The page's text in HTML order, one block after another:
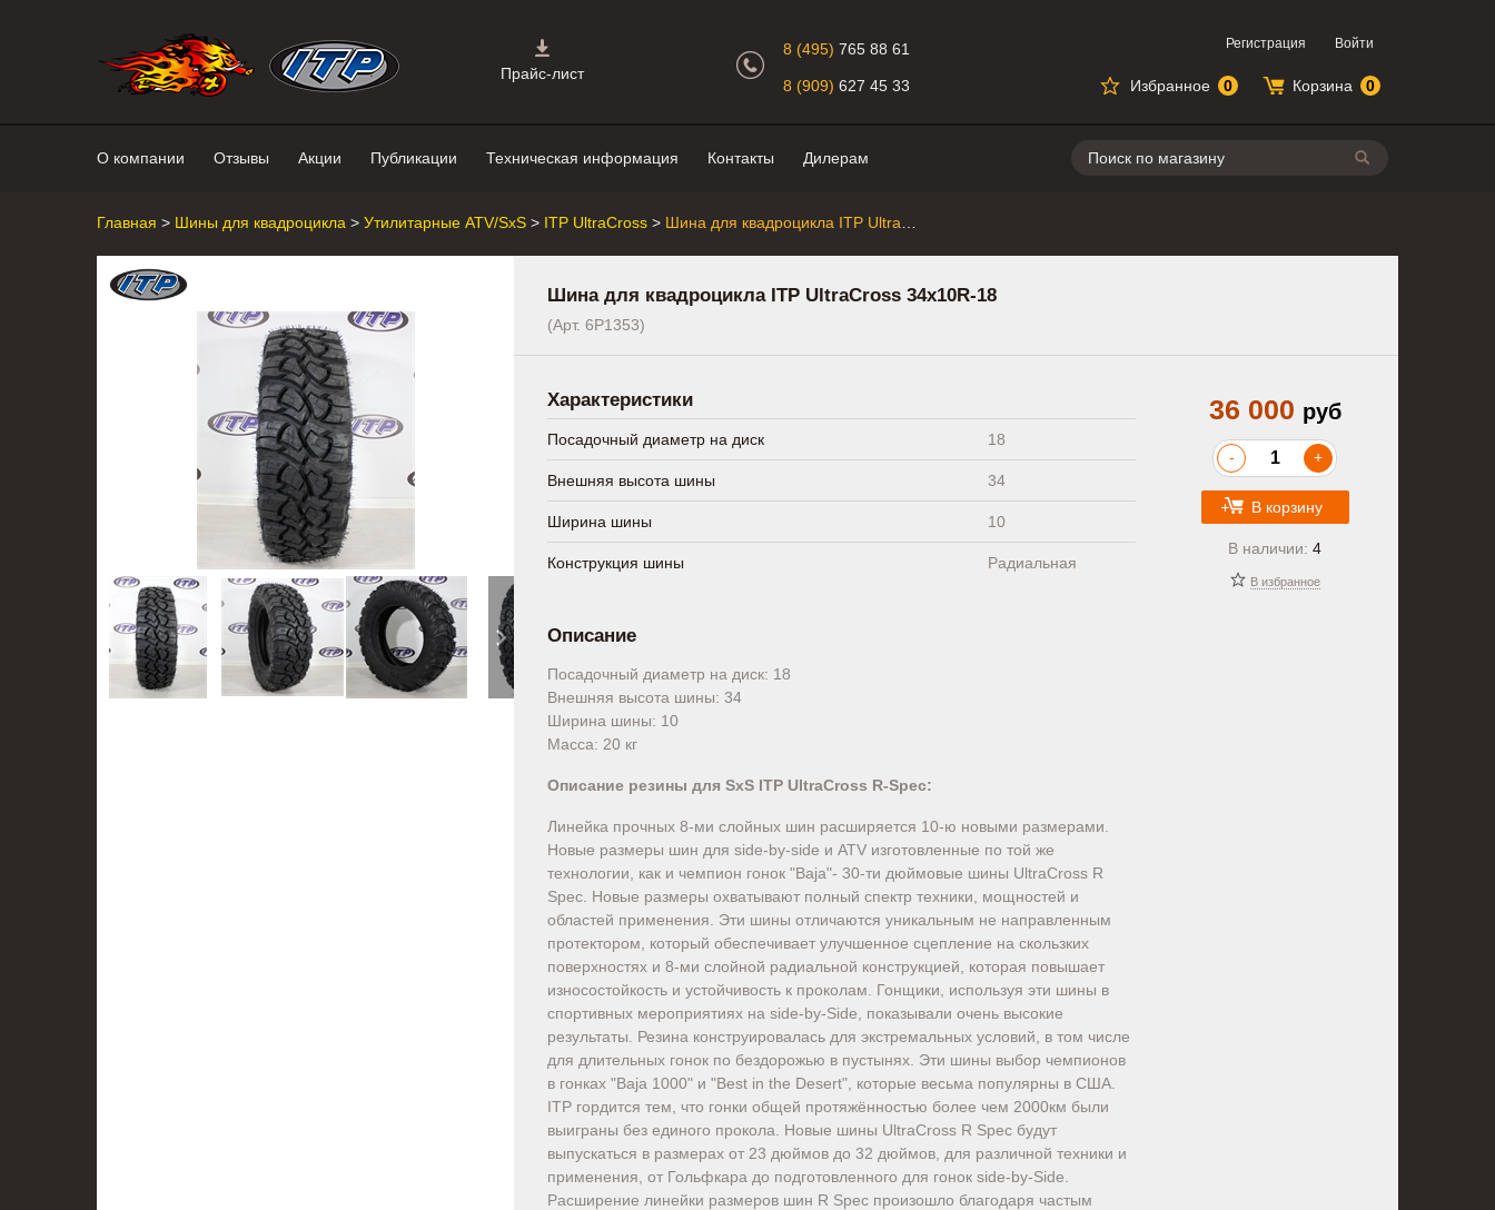
Прайс-лист
О компании Отзывы Акции Публикации Техническая информация Контакты Дилерам Поиск
Избранное 0 Корзина 0
Интернет-магазин "Поросенок". Главная страница. 8 (495) 765 88 61
8 (909) 627 45 33
Регистрация Войти
Главная > Шины для квадроцикла > Утилитарные ATV/SxS > ITP UltraCross >
Шина для квадроцикла ITP UltraCross 34x10R-18
(Арт. 6P1353)
36 000 руб
- +
В корзину
В наличии: 4
В избранное
Характеристики
Посадочный диаметр на диск 18
Внешняя высота шины 34
Ширина шины 10
Конструкция шины Радиальная
Описание
Посадочный диаметр на диск: 18
Внешняя высота шины: 34
Ширина шины: 10
Масса: 20 кг
Описание резины для SxS ITP UltraCross R-Spec:
Линейка прочных 8-ми слойных шин расширяется 10-ю новыми размерами.
Новые размеры шин для side-by-side и ATV изготовленные по той же
технологии, как и чемпион гонок "Baja"- 30-ти дюймовые шины UltraCross R
Spec. Новые размеры охватывают полный спектр техники, мощностей и
областей применения. Эти шины отличаются уникальным не направленным
протектором, который обеспечивает улучшенное сцепление на скользких
поверхностях и 8-ми слойной радиальной конструкцией, которая повышает
износостойкость и устойчивость к проколам. Гонщики, используя эти шины в
спортивных мероприятиях на side-by-Side, показывали очень высокие
результаты. Резина конструировалась для экстремальных условий, в том числе
для длительных гонок по бездорожью в пустынях. Эти шины выбор чемпионов
в гонках "Baja 1000" и "Best in the Desert", которые весьма популярны в США.
ITP гордится тем, что гонки общей протяжённостью более чем 2000км были
выиграны без единого прокола. Новые шины UltraCross R Spec будут
выпускаться в размерах от 23 дюймов до 32 дюймов, для различной техники и
применения, от Гольфкара до подготовленного для гонок side-by-Side.
Расширение линейки размеров шин R Spec произошло благодаря частым